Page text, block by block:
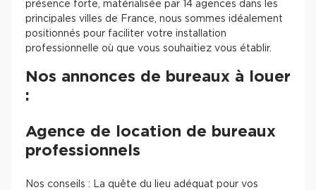
présence forte, matérialisée par 14 agences dans les
principales villes de France, nous sommes idéalement
positionnés pour faciliter votre installation
professionnelle où que vous souhaitiez vous établir.
Nos annonces de bureaux à louer
:
Agence de location de bureaux
professionnels
Nos conseils : La quête du lieu adéquat pour vos